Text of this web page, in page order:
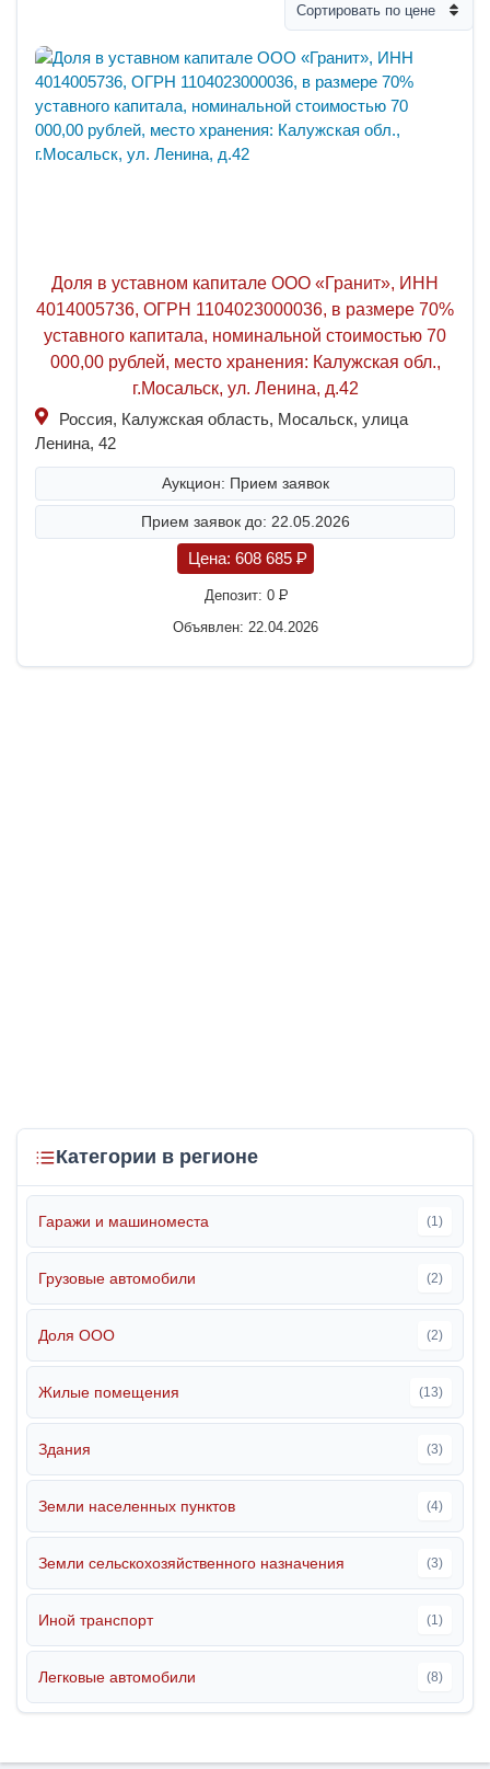
Сортировать по цене
Доля в уставном капитале ООО «Гранит», ИНН
4014005736, ОГРН 1104023000036, в размере 70%
уставного капитала, номинальной стоимостью 70
000,00 рублей, место хранения: Калужская обл.,
г.Мосальск, ул. Ленина, д.42
Россия, Калужская область, Мосальск, улица
Ленина, 42
Аукцион: Прием заявок
Прием заявок до: 22.05.2026
Цена: 608 685 P
Депозит: 0P
Объявлен: 22.04.2026
Категории в регионе
Гаражи и машиноместа (1)
Грузовые автомобили (2)
Доля ООО (2)
Жилые помещения (13)
Здания (3)
Земли населенных пунктов (4)
Земли сельскохозяйственного назначения (3)
Иной транспорт (1)
Легковые автомобили (8)